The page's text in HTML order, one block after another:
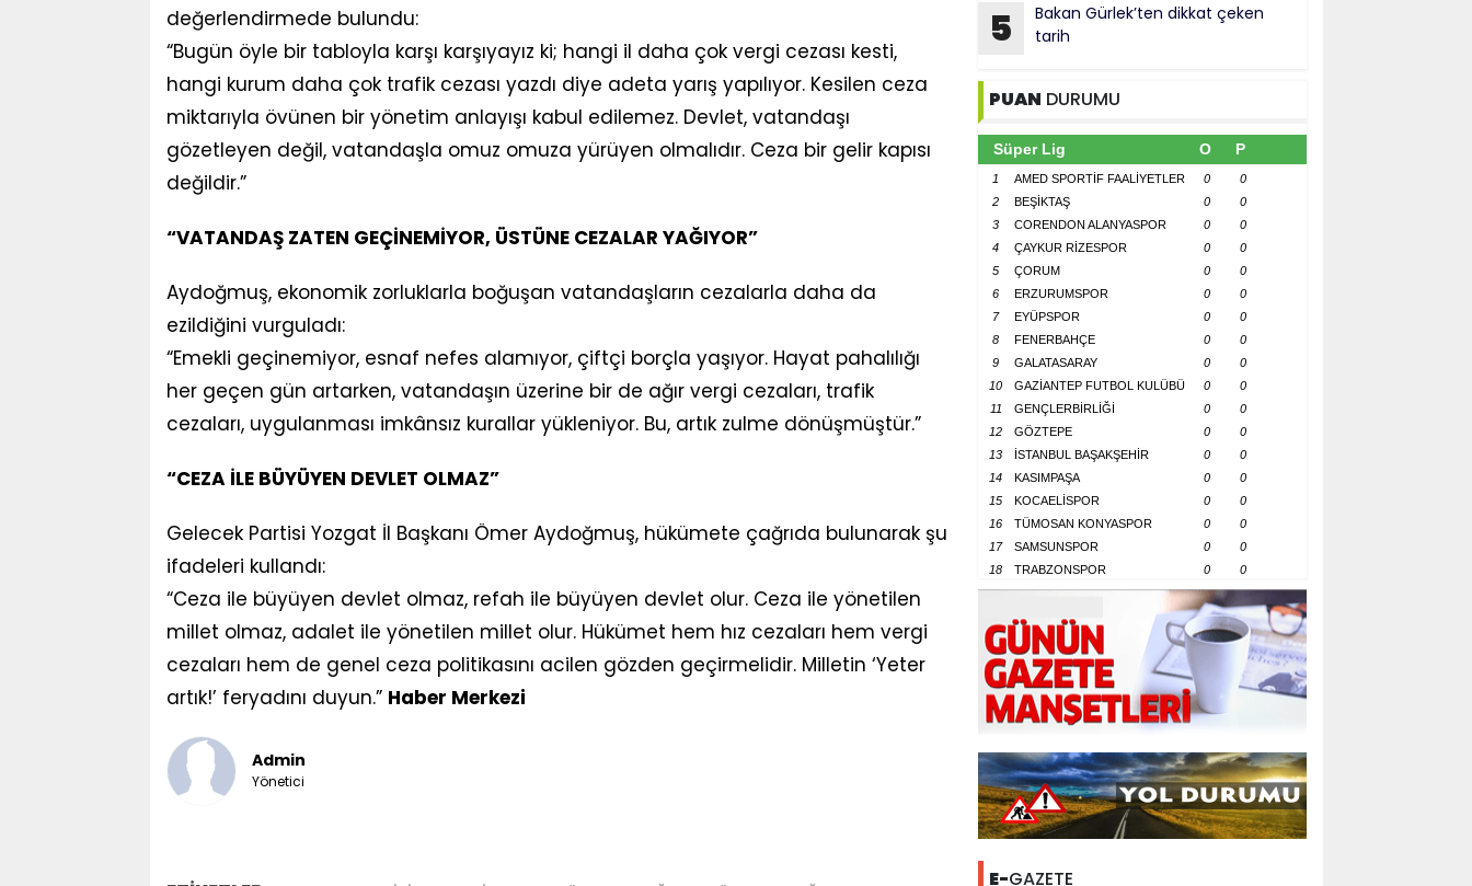
değerlendirmede bulundu:
“Bugün öyle bir tabloyla karşı karşıyayız ki; hangi il daha çok vergi cezası kesti,
hangi kurum daha çok trafik cezası yazdı diye adeta yarış yapılıyor. Kesilen ceza
miktarıyla övünen bir yönetim anlayışı kabul edilemez. Devlet, vatandaşı
gözetleyen değil, vatandaşla omuz omuza yürüyen olmalıdır. Ceza bir gelir kapısı
değildir.”
“VATANDAŞ ZATEN GEÇİNEMİYOR, ÜSTÜNE CEZALAR YAĞIYOR”
Aydoğmuş, ekonomik zorluklarla boğuşan vatandaşların cezalarla daha da
ezildiğini vurguladı:
“Emekli geçinemiyor, esnaf nefes alamıyor, çiftçi borçla yaşıyor. Hayat pahalılığı
her geçen gün artarken, vatandaşın üzerine bir de ağır vergi cezaları, trafik
cezaları, uygulanması imkânsız kurallar yükleniyor. Bu, artık zulme dönüşmüştür.”
“CEZA İLE BÜYÜYEN DEVLET OLMAZ”
Gelecek Partisi Yozgat İl Başkanı Ömer Aydoğmuş, hükümete çağrıda bulunarak şu
ifadeleri kullandı:
“Ceza ile büyüyen devlet olmaz, refah ile büyüyen devlet olur. Ceza ile yönetilen
millet olmaz, adalet ile yönetilen millet olur. Hükümet hem hız cezaları hem vergi
cezaları hem de genel ceza politikasını acilen gözden geçirmelidir. Milletin ‘Yeter
artık!’ feryadını duyun.” Haber Merkezi
Admin
Yönetici
5
Bakan Gürlek’ten dikkat çeken
tarih
PUAN DURUMU
Süper Lig O P
1 AMED SPORTİF FAALİYETLER 0
0
2
BEŞİKTAŞ 0
0
3
CORENDON ALANYASPOR 0
0
4
ÇAYKUR RİZESPOR 0
0
5
ÇORUM 0
0
6
ERZURUMSPOR 0
0
7
EYÜPSPOR 0
0
8
FENERBAHÇE 0
0
9
GALATASARAY 0
0
10
GAZİANTEP FUTBOL KULÜBÜ 0
0
11
GENÇLERBİRLİĞİ 0
0
12
GÖZTEPE 0
0
13
İSTANBUL BAŞAKŞEHİR 0
0
14
KASIMPAŞA 0
0
15
KOCAELİSPOR 0
0
16
TÜMOSAN KONYASPOR 0
0
17
SAMSUNSPOR 0
0
18
TRABZONSPOR 0 0
E-GAZETE